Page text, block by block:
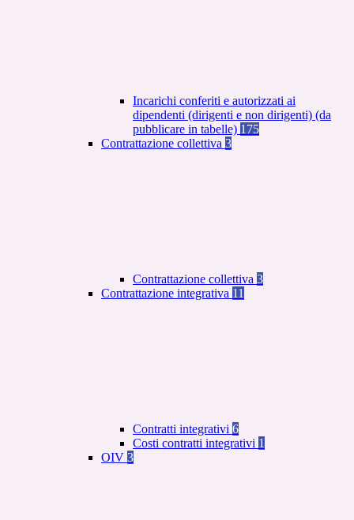
Incarichi conferiti e autorizzati ai
dipendenti (dirigenti e non dirigenti) (da
pubblicare in tabelle) 175
Contrattazione collettiva 3
Contrattazione collettiva 3
Contrattazione integrativa 11
Contratti integrativi 6
Costi contratti integrativi 1
OIV 3